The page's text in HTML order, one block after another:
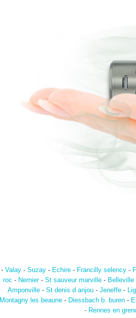
- Valay- Suzay- Echire- Francilly selency-
roc - Nernier- St sauveur marville- Belleville
Amponville - St denis d anjou - Jeneffe -
Montagny les beaune- Diessbach b. buren-
- Rennes en